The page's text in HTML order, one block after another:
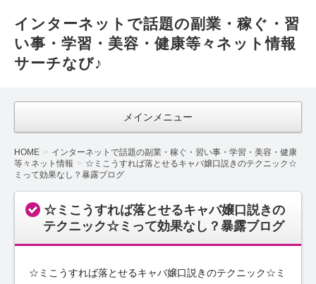
インターネットで話題の副業・稼ぐ・習
い事・学習・美容・健康等々ネット情報
サーチなび♪
メインメニュー
HOME
インターネットで話題の副業・稼ぐ・習い事・学習・美容・健康
等々ネット情報
☆ミこうすれば落とせるキャバ嬢口説きのテクニック☆
ミって効果なし？暴露ブログ
☆ミこうすれば落とせるキャバ嬢口説きの
テクニック☆ミって効果なし？暴露ブログ
☆ミこうすれば落とせるキャバ嬢口説きのテクニック☆ミ